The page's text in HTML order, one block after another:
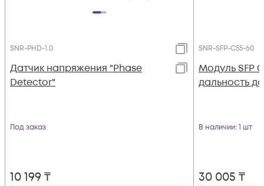
SNR-PHD-1.0
Датчик напряжения "Phase
Detector"
Под заказ
10 199 ₸
SNR-SFP-C55-60
Модуль SFP
дальность
В наличии: 1 шт
30 005 ₸